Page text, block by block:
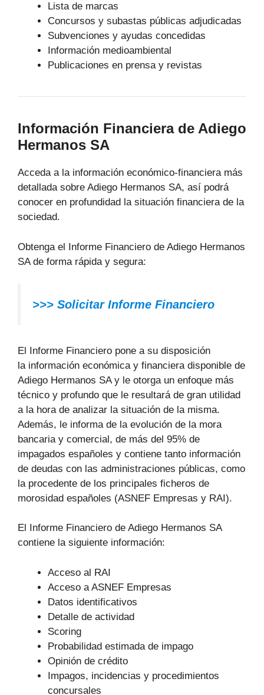
Lista de marcas
Concursos y subastas públicas adjudicadas
Subvenciones y ayudas concedidas
Información medioambiental
Publicaciones en prensa y revistas
Información Financiera de Adiego
Hermanos SA
Acceda a la información económico-financiera más
detallada sobre Adiego Hermanos SA, así podrá
conocer en profundidad la situación financiera de la
sociedad.
Obtenga el Informe Financiero de Adiego Hermanos
SA de forma rápida y segura:
>>> Solicitar Informe Financiero
El Informe Financiero pone a su disposición
la información económica y financiera disponible de
Adiego Hermanos SA y le otorga un enfoque más
técnico y profundo que le resultará de gran utilidad
a la hora de analizar la situación de la misma.
Además, le informa de la evolución de la mora
bancaria y comercial, de más del 95% de
impagados españoles y contiene tanto información
de deudas con las administraciones públicas, como
la procedente de los principales ficheros de
morosidad españoles (ASNEF Empresas y RAI).
El Informe Financiero de Adiego Hermanos SA
contiene la siguiente información:
Acceso al RAI
Acceso a ASNEF Empresas
Datos identificativos
Detalle de actividad
Scoring
Probabilidad estimada de impago
Opinión de crédito
Impagos, incidencias y procedimientos
concursales